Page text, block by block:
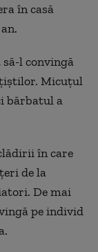
în casă
l convingă
Micuțul
bărbatul a
în care
de la
De mai
pe individ